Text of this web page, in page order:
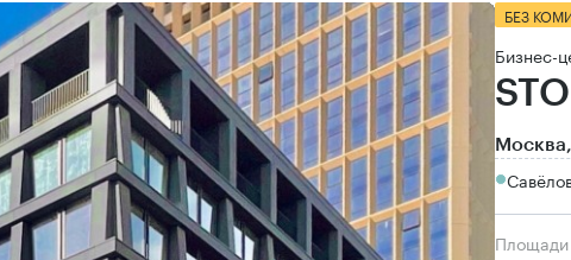
БЕЗ
Бизнес-
Площади